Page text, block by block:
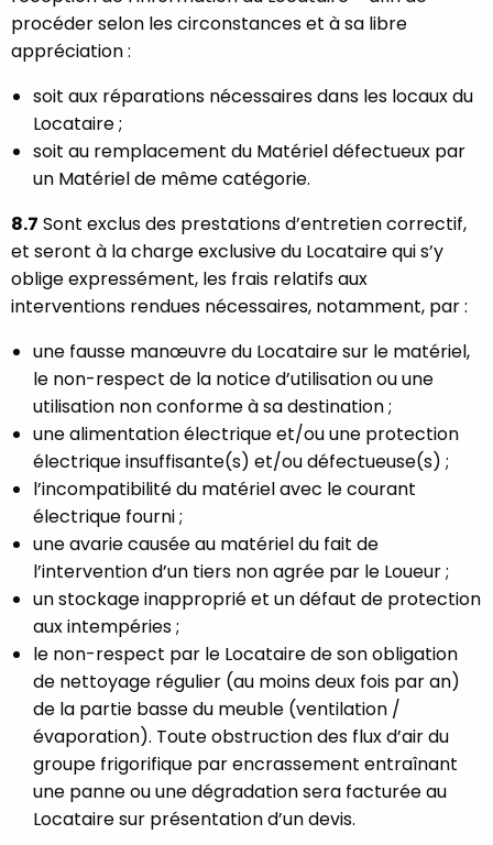
procéder selon les circonstances et à sa libre
appréciation :
soit aux réparations nécessaires dans les locaux du
Locataire ;
soit au remplacement du Matériel défectueux par
un Matériel de même catégorie.
8.7 Sont exclus des prestations d’entretien correctif,
et seront à la charge exclusive du Locataire qui s’y
oblige expressément, les frais relatifs aux
interventions rendues nécessaires, notamment, par :
une fausse manœuvre du Locataire sur le matériel,
le non-respect de la notice d’utilisation ou une
utilisation non conforme à sa destination ;
une alimentation électrique et/ou une protection
électrique insuffisante(s) et/ou défectueuse(s) ;
l’incompatibilité du matériel avec le courant
électrique fourni ;
une avarie causée au matériel du fait de
l’intervention d’un tiers non agrée par le Loueur ;
un stockage inapproprié et un défaut de protection
aux intempéries ;
le non-respect par le Locataire de son obligation
de nettoyage régulier (au moins deux fois par an)
de la partie basse du meuble (ventilation /
évaporation). Toute obstruction des flux d’air du
groupe frigorifique par encrassement entraînant
une panne ou une dégradation sera facturée au
Locataire sur présentation d’un devis.